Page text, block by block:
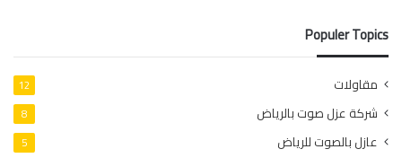
Populer Topics
مقاولات 12
شركة عزل صوت بالرياض 8
عازل بالصوت للرياض 5